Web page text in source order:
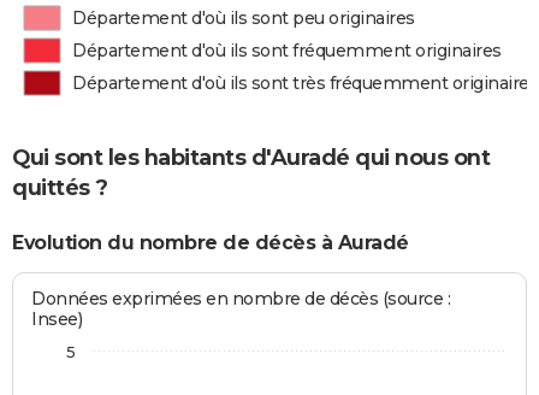
Département d'où ils sont peu originaires
Département d'où ils sont fréquemment originaires
Département d'où ils sont très fréquemment originaires
Qui sont les habitants d'Auradé qui nous ont
quittés ?
Evolution du nombre de décès à Auradé
Données exprimées en nombre de décès (source :
Insee)
5